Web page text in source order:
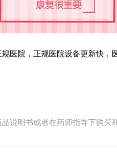
院，正规医院设备更新快，
说明书或者在药师指导下购买